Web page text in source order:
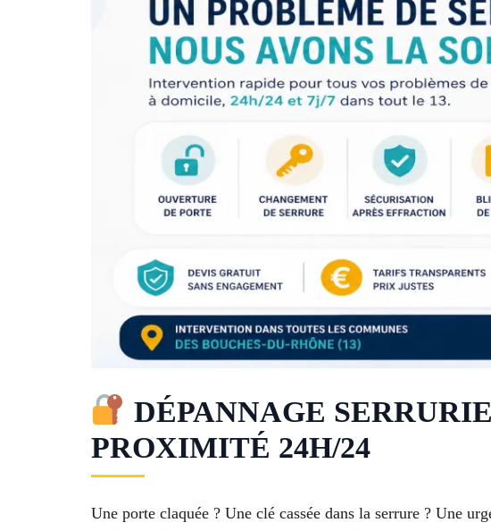
DÉPANNAGE
PROXIMITÉ 24H/24
Une porte claquée ? Une clé cassée dans la serrure ? Une